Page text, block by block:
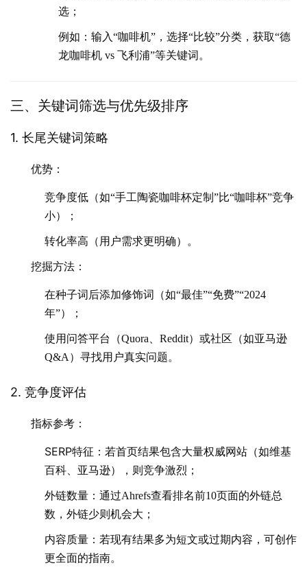
选；
例如：输入“咖啡机”，选择“比较”分类，获取“德
龙咖啡机 vs 飞利浦”等关键词。
三、关键词筛选与优先级排序
1. 长尾关键词策略
优势 ：
竞争度低（如“手工陶瓷咖啡杯定制”比“咖啡杯”竞争
小）；
转化率高（用户需求更明确）。
挖掘方法 ：
在种子词后添加修饰词（如“最佳”“免费”“2024
年”）；
使用问答平台（Quora、Reddit）或社区（如亚马逊
Q&A）寻找用户真实问题。
2. 竞争度评估
指标参考 ：
SERP特征 ：若首页结果包含大量权威网站（如维基
百科、亚马逊），则竞争激烈；
外链数量 ：通过Ahrefs查看排名前10页面的外链总
数，外链少则机会大；
内容质量 ：若现有结果多为短文或过期内容，可创作
更全面的指南。